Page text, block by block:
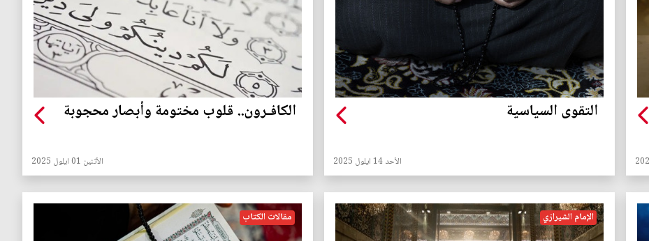
التقوى السياسية
الأحد 14 ايلول 2025
الكافـرون.. قلوب مختومة وأبصار محجوبة
الأثنين 01 ايلول 2025
الإمام الشيرازي مقالات الكتاب